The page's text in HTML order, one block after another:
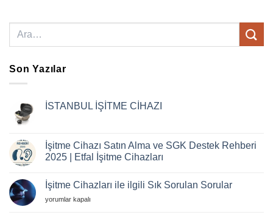
Son Yazılar
İSTANBUL İŞİTME CİHAZI
İŞİTME
CİHAZI
İşitme Cihazı Satın Alma ve SGK Destek Rehberi
2025 | Etfal İşitme Cihazları
İşitme
Cihazı
Satın
İşitme Cihazları ile ilgili Sık Sorulan Sorular
İşitme
yorumlar kapalı